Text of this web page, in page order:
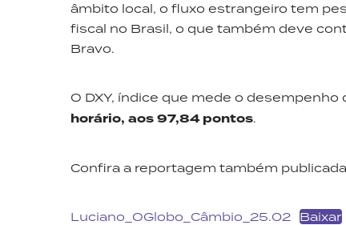
âmbito local, o fluxo estrangeiro tem
fiscal no Brasil, o que também deve
Bravo.
O DXY, índice que mede o
horário, aos 97,84 pontos.
Confira a reportagem também
Luciano_OGlobo_Câmbio_25.02 Baixar